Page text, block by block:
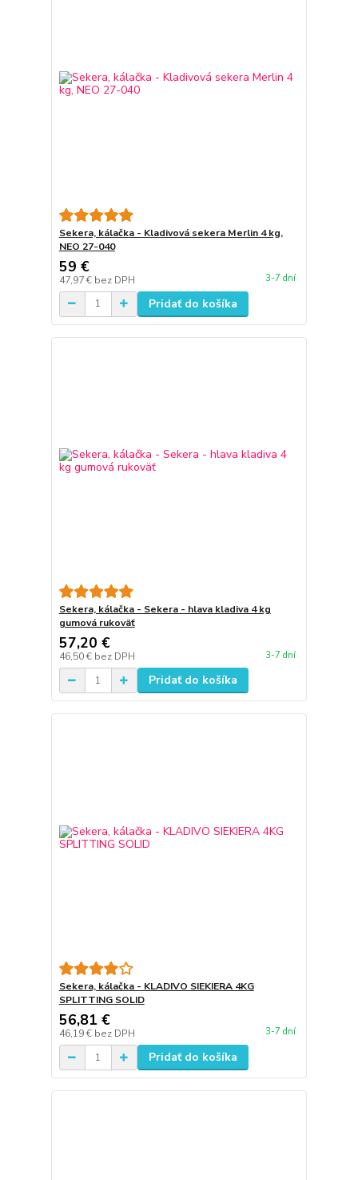
Sekera, kálačka - Kladivová sekera Merlin 4 kg,
NEO 27-040
59 €
47,97 € bez DPH 3-7 dní
Pridať do košíka
Sekera, kálačka - Sekera - hlava kladiva 4 kg
gumová rukoväť
57,20 €
46,50 € bez DPH 3-7 dní
Pridať do košíka
Sekera, kálačka - KLADIVO SIEKIERA 4KG
SPLITTING SOLID
56,81 €
46,19 € bez DPH 3-7 dní
Pridať do košíka